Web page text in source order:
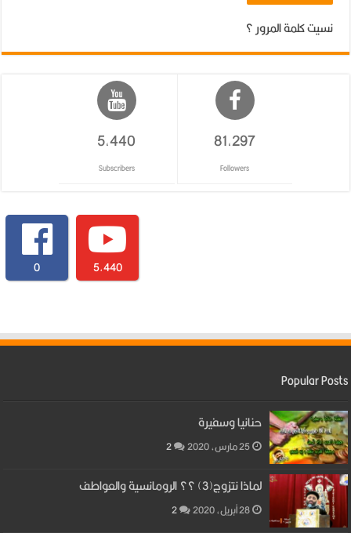
نسيت كلمة المرور ؟
81,297
Followers
5,440
Subscribers
0 5,440
Popular Posts
حنانيا وسفيرة
25 مارس، 2020 2
لماذا نتزوج(3) ؟؟ الرومانسية والعواطف
28 أبريل، 2020 2